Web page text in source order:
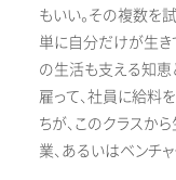
もいい。その複数を
単に自分だけが生き
の生活も支える知恵
雇って、社員に給料
ちが、このクラスか
業、あるいはベンチ